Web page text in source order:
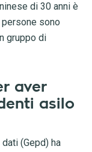
di 30 anni è
sono
gruppo di
aver
asilo
(Gepd) ha